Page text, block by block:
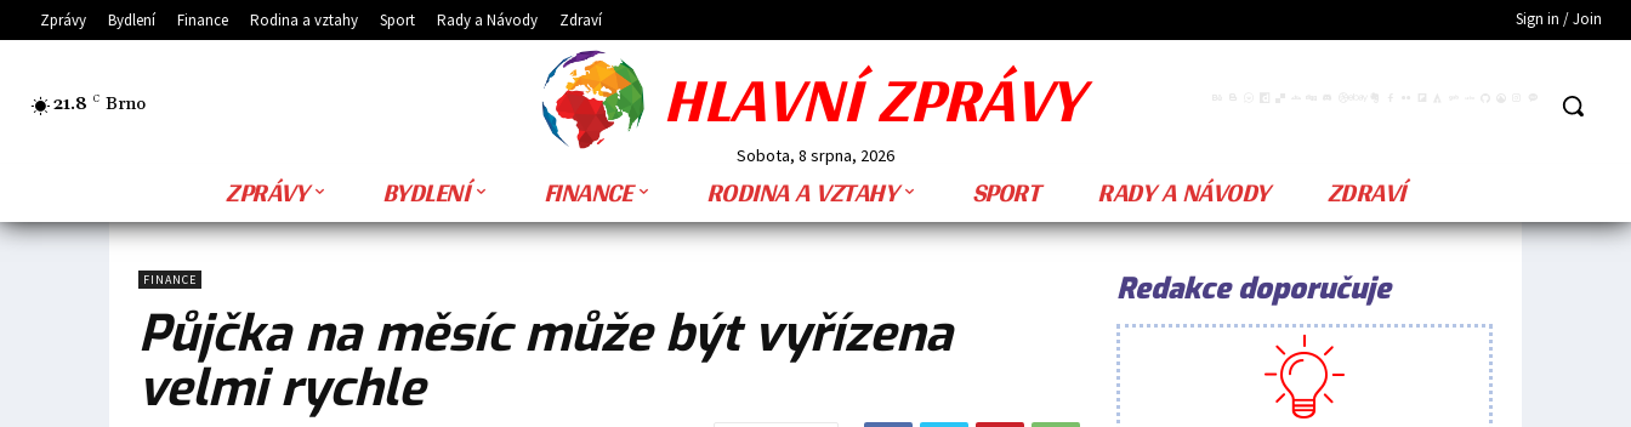
Zprávy Bydlení Finance Rodina a vztahy Sport Rady a Návody Zdraví Sign in / Join
21.8 C Brno HLAVNÍ ZPRÁVY
Sobota, 8 srpna, 2026
ZPRÁVY BYDLENÍ FINANCE RODINA A VZTAHY SPORT RADY A NÁVODY ZDRAVÍ
FINANCE
Půjčka na měsíc může být vyřízena
velmi rychle
Redakce doporučuje